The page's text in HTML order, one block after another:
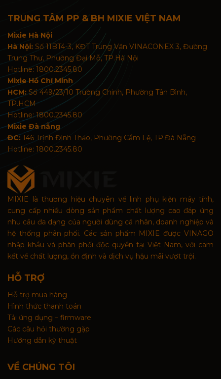
TRUNG TÂM PP & BH MIXIE VIỆT NAM
Mixie Hà Nội
Hà Nội: Số 11BT4-3, KĐT Trung Văn VINACONEX 3, Đường
Trung Thư, Phường Đại Mỗ, TP.Hà Nội
Hotline: 1800.2345.80
Mixie Hồ Chí Minh
HCM:Số 449/23/10 Trường Chinh, Phường Tân Bình,
TP.HCM
Hotline: 1800.2345.80
Mixie Đà nẵng
ĐC: 146 Trịnh Đình Thảo, Phường Cẩm Lệ, TP.Đà Nẵng
Hotline: 1800.2345.80
MIXIE là thương hiệu chuyên về linh phụ kiện máy tính,
cung cấp nhiều dòng sản phẩm chất lượng cao đáp ứng
nhu cầu đa dạng của người dùng cá nhân, doanh nghiệp và
hệ thống phân phối. Các sản phẩm MIXIE được VINAGO
nhập khẩu và phân phối độc quyền tại Việt Nam, với cam
kết về chất lượng, ổn định và dịch vụ hậu mãi vượt trội.
HỖ TRỢ
Hỗ trợ mua hàng
Hình thức thanh toán
Tải ứng dụng – firmware
Các câu hỏi thường gặp
Hướng dẫn kỹ thuật
VỀ CHÚNG TÔI